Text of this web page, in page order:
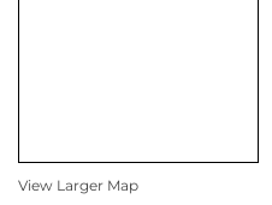
View Larger Map